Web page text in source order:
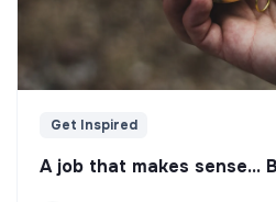
Get Inspired
A job that makes sense...